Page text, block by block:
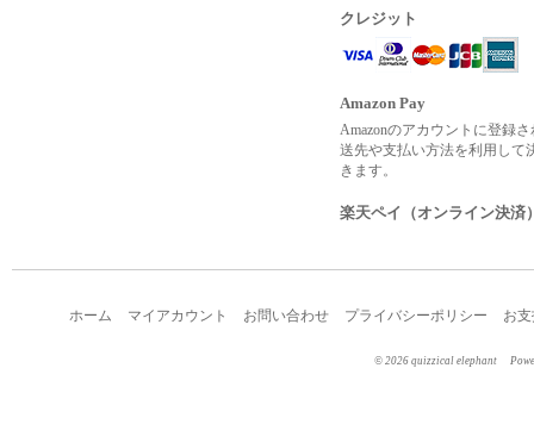
クレジット
Amazon Pay
Amazonのアカウントに登録
送先や支払い方法を利用して
きます。
楽天ペイ（オンライン決済
ホーム マイアカウント お問い合わせ プライバシーポリシー お
©︎ 2026 quizzical elephant